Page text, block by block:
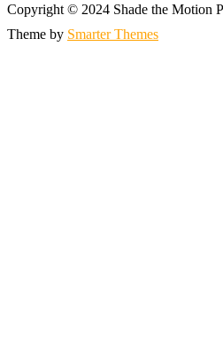
Copyright © 2024 Shade the Motion
Theme by Smarter Themes